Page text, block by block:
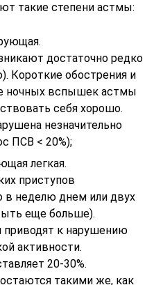
такие степени астмы:
достаточно редко
Короткие обострения и
ночных вспышек астмы
себя хорошо.
незначительно
ПСВ < 20%);
легкая.
приступов
в неделю днем или двух
еще больше).
приводят к нарушению
активности.
20-30%.
такими же, как